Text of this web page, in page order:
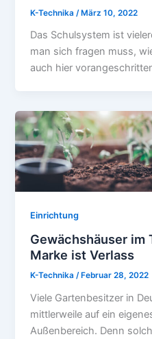
K-Technika /März 10, 2022
Das Schulsystem ist
man sich fragen muss,
auch hier
Einrichtung
Gewächshäuser im
Marke ist Verlass
K-Technika/ Februar 28, 2022
Viele Gartenbesitzer in
mittlerweile auf ein
Außenbereich. Denn